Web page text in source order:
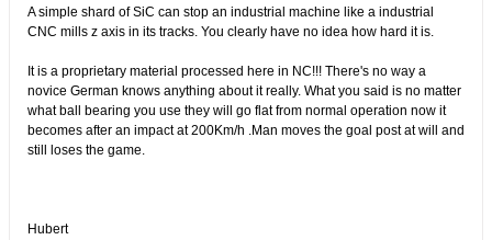
A simple shard of SiC can stop an industrial machine like a industrial
CNC mills z axis in its tracks. You clearly have no idea how hard it is.
It is a proprietary material processed here in NC!!! There's no way a
novice German knows anything about it really. What you said is no matter
what ball bearing you use they will go flat from normal operation now it
becomes after an impact at 200Km/h .Man moves the goal post at will and
still loses the game.
Hubert